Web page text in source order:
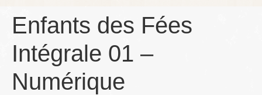
Enfants des Fées
Intégrale 01 –
Numérique